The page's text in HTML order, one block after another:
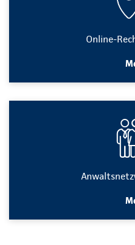
Online-